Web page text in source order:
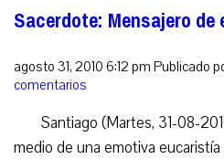
Sacerdote: Mensajero de
agosto 31, 2010 6:12 pm Publicado
comentarios
Santiago (Martes, 31-08-
medio de una emotiva